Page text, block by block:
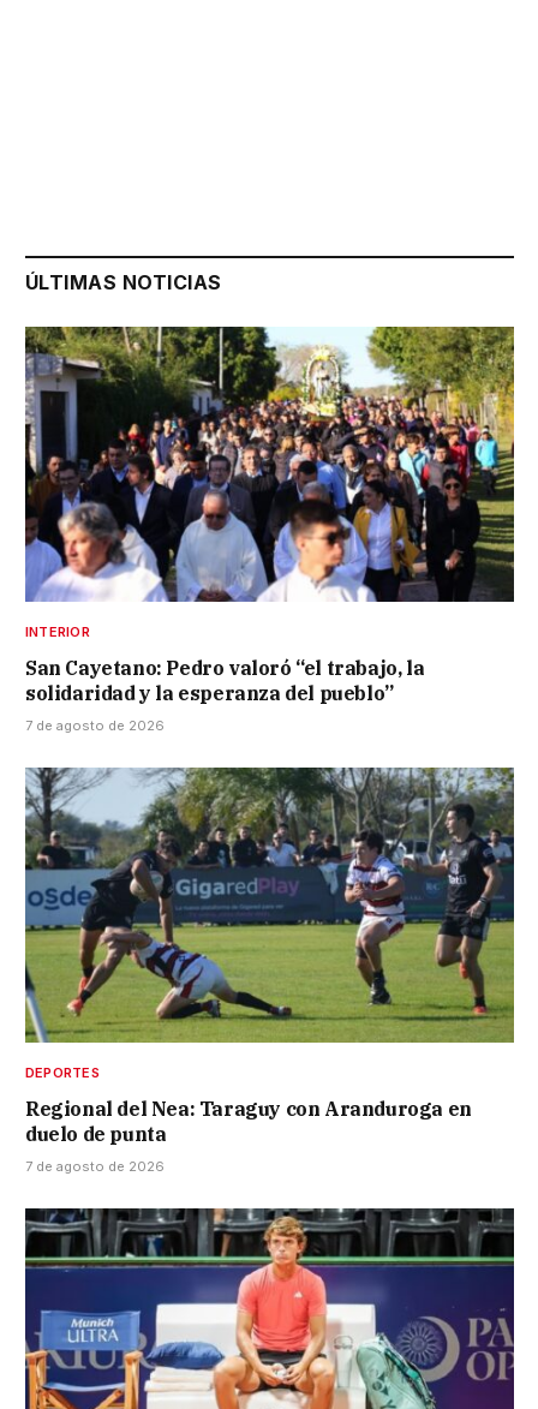
ÚLTIMAS NOTICIAS
INTERIOR
San Cayetano: Pedro valoró “el trabajo, la
solidaridad y la esperanza del pueblo”
7 de agosto de 2026
DEPORTES
Regional del Nea: Taraguy con Aranduroga en
duelo de punta
7 de agosto de 2026